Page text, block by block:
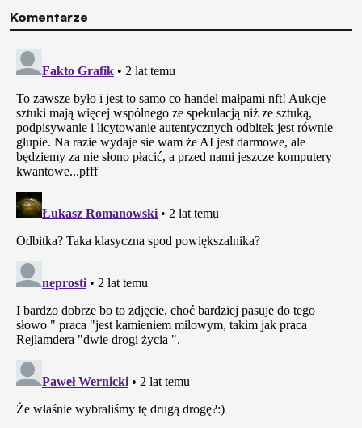
Komentarze